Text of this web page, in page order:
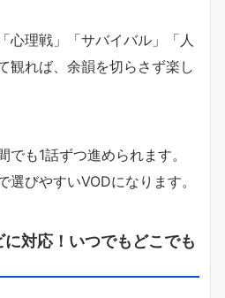
心理戦」「サバイバル」「人
観れば、余韻を切らさず楽し
でも1話ずつ進められます。
びやすいVODになります。
対応！いつでもどこでも